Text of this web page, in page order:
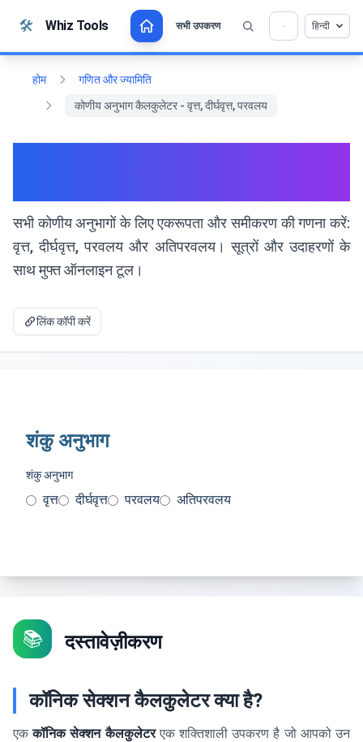
🛠️ Whiz Tools सभी उपकरण हिन्दी
होम
गणित और ज्यामिति
कोणीय अनुभाग कैलकुलेटर - वृत्त, दीर्घवृत्त, परवलय
सभी कोणीय अनुभागों के लिए एकरूपता और समीकरण की गणना करें:
वृत्त, दीर्घवृत्त, परवलय और अतिपरवलय। सूत्रों और उदाहरणों के
साथ मुफ्त ऑनलाइन टूल।
लिंक कॉपी करें
शंकु अनुभाग
शंकु अनुभाग
वृत्त दीर्घवृत्त परवलय अतिपरवलय
📚 दस्तावेज़ीकरण
कॉनिक सेक्शन कैलकुलेटर क्या है?
एककॉनिक सेक्शन कैलकुलेटरएक शक्तिशाली उपकरण है जो आपको उन
💡 क्या आप इस टूल को पसंद करते हैं? हमें इसे और बेहतर बनाने
में मदद करें!
×
खोलने के लिए क्लिक करें →